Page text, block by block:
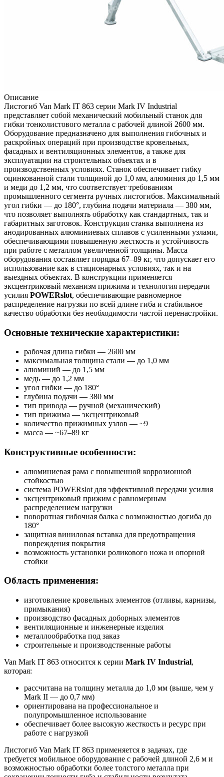
Описание
Листогиб Van Mark IT 863 серии Mark IV Industrial
представляет собой механический мобильный станок для
гибки тонколистового металла с рабочей длиной 2600 мм.
Оборудование предназначено для выполнения гибочных и
раскройных операций при производстве кровельных,
фасадных и вентиляционных элементов, а также для
эксплуатации на строительных объектах и в
производственных условиях. Станок обеспечивает гибку
оцинкованной стали толщиной до 1,0 мм, алюминия до 1,5 мм
и меди до 1,2 мм, что соответствует требованиям
промышленного сегмента ручных листогибов. Максимальный
угол гибки — до 180°, глубина подачи материала — 380 мм,
что позволяет выполнять обработку как стандартных, так и
габаритных заготовок. Конструкция станка выполнена из
анодированных алюминиевых сплавов с усиленными узлами,
обеспечивающими повышенную жесткость и устойчивость
при работе с металлом увеличенной толщины. Масса
оборудования составляет порядка 67–89 кг, что допускает его
использование как в стационарных условиях, так и на
выездных объектах. В конструкции применяется
эксцентриковый механизм прижима и технология передачи
усилия POWERslot, обеспечивающие равномерное
распределение нагрузки по всей длине гиба и стабильное
качество обработки без необходимости частой перенастройки.
Основные технические характеристики:
рабочая длина гибки — 2600 мм
максимальная толщина стали — до 1,0 мм
алюминий — до 1,5 мм
медь — до 1,2 мм
угол гибки — до 180°
глубина подачи — 380 мм
тип привода — ручной (механический)
тип прижима — эксцентриковый
количество прижимных узлов — ~9
масса — ~67–89 кг
Конструктивные особенности:
алюминиевая рама с повышенной коррозионной
стойкостью
система POWERslot для эффективной передачи усилия
эксцентриковый прижим с равномерным
распределением нагрузки
поворотная гибочная балка с возможностью догиба до
180°
защитная виниловая вставка для предотвращения
повреждения покрытия
возможность установки роликового ножа и опорной
стойки
Область применения:
изготовление кровельных элементов (отливы, карнизы,
примыкания)
производство фасадных доборных элементов
вентиляционные и инженерные изделия
металлообработка под заказ
строительные и производственные работы
Van Mark IT 863 относится к серии Mark IV Industrial,
которая:
рассчитана на толщину металла до 1,0 мм (выше, чем у
Mark II — до 0,7 мм)
ориентирована на профессиональное и
полупромышленное использование
обеспечивает более высокую жесткость и ресурс при
работе с нагрузкой
Листогиб Van Mark IT 863 применяется в задачах, где
требуется мобильное оборудование с рабочей длиной 2,6 м и
возможностью обработки более толстого металла при